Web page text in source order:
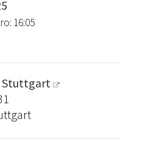
16:05
Stuttgart